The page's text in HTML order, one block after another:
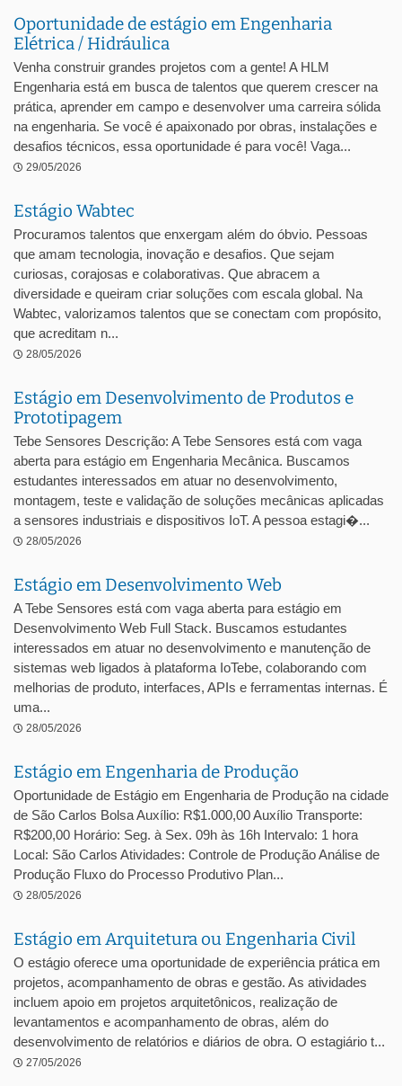
Oportunidade de estágio em Engenharia
Elétrica / Hidráulica
Venha construir grandes projetos com a gente! A HLM
Engenharia está em busca de talentos que querem crescer na
prática, aprender em campo e desenvolver uma carreira sólida
na engenharia. Se você é apaixonado por obras, instalações e
desafios técnicos, essa oportunidade é para você! Vaga...
29/05/2026
Estágio Wabtec
Procuramos talentos que enxergam além do óbvio. Pessoas
que amam tecnologia, inovação e desafios. Que sejam
curiosas, corajosas e colaborativas. Que abracem a
diversidade e queiram criar soluções com escala global. Na
Wabtec, valorizamos talentos que se conectam com propósito,
que acreditam n...
28/05/2026
Estágio em Desenvolvimento de Produtos e
Prototipagem
Tebe Sensores Descrição: A Tebe Sensores está com vaga
aberta para estágio em Engenharia Mecânica. Buscamos
estudantes interessados em atuar no desenvolvimento,
montagem, teste e validação de soluções mecânicas aplicadas
a sensores industriais e dispositivos IoT. A pessoa estagi�...
28/05/2026
Estágio em Desenvolvimento Web
A Tebe Sensores está com vaga aberta para estágio em
Desenvolvimento Web Full Stack. Buscamos estudantes
interessados em atuar no desenvolvimento e manutenção de
sistemas web ligados à plataforma IoTebe, colaborando com
melhorias de produto, interfaces, APIs e ferramentas internas. É
uma...
28/05/2026
Estágio em Engenharia de Produção
Oportunidade de Estágio em Engenharia de Produção na cidade
de São Carlos Bolsa Auxílio: R$1.000,00 Auxílio Transporte:
R$200,00 Horário: Seg. à Sex. 09h às 16h Intervalo: 1 hora
Local: São Carlos Atividades: Controle de Produção Análise de
Produção Fluxo do Processo Produtivo Plan...
28/05/2026
Estágio em Arquitetura ou Engenharia Civil
O estágio oferece uma oportunidade de experiência prática em
projetos, acompanhamento de obras e gestão. As atividades
incluem apoio em projetos arquitetônicos, realização de
levantamentos e acompanhamento de obras, além do
desenvolvimento de relatórios e diários de obra. O estagiário t...
27/05/2026